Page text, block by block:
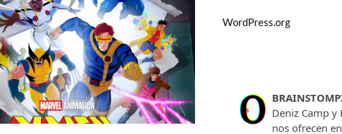
WordPress.org